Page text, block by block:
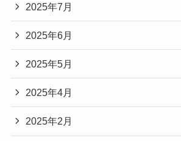
2025年7月
2025年6月
2025年5月
2025年4月
2025年2月